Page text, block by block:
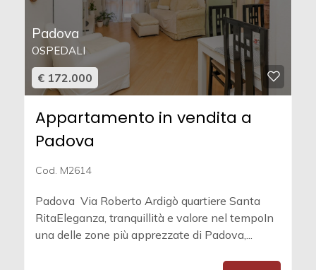
Padova
OSPEDALI
€ 172.000
Appartamento in vendita a
Padova
Cod. M2614
Padova  Via Roberto Ardigò quartiere Santa
RitaEleganza, tranquillità e valore nel tempoIn
una delle zone più apprezzate di Padova,...